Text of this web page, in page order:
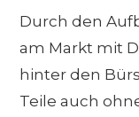
Durch den
am Markt mit
hinter den
Teile auch